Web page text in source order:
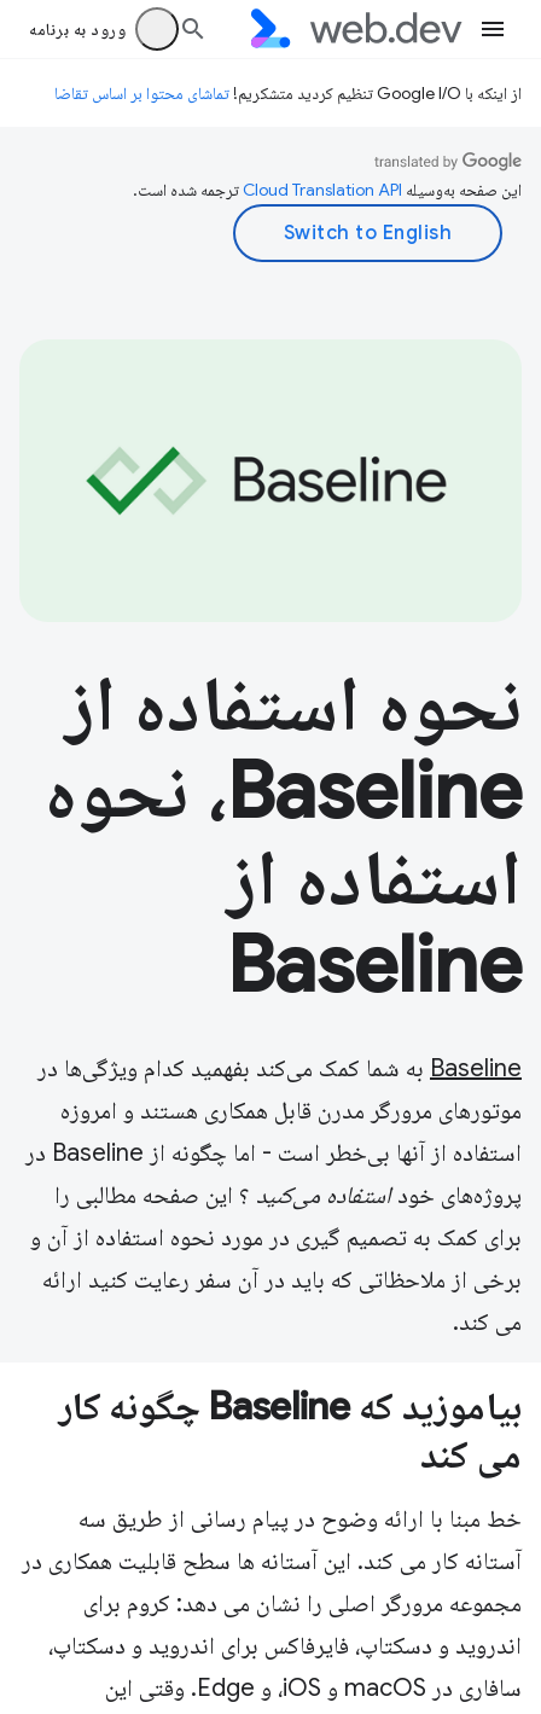
ورود به برنامه
از اینکه با Google I/O تنظیم کردید متشکریم! تماشای محتوا بر اساس تقاضا
این صفحه به‌وسیله ترجمه شده است.
نحوه استفاده از
Baseline، نحوه
استفاده از
Baseline
Baseline به شما کمک می‌کند بفهمید کدام ویژگی‌ها در
موتورهای مرورگر مدرن قابل همکاری هستند و امروزه
استفاده از آنها بی‌خطر است - اما چگونه از Baseline در
پروژه‌های خوداستفاده می‌کنید ؟ این صفحه مطالبی را
برای کمک به تصمیم گیری در مورد نحوه استفاده از آن و
برخی از ملاحظاتی که باید در آن سفر رعایت کنید ارائه
می کند.
بیاموزید که Baseline چگونه کار
می کند
خط مبنا با ارائه وضوح در پیام رسانی از طریق سه
آستانه کار می کند. این آستانه ها سطح قابلیت همکاری در
مجموعه مرورگر اصلی را نشان می دهد: کروم برای
اندروید و دسکتاپ، فایرفاکس برای اندروید و دسکتاپ،
سافاری در macOS و iOS، و Edge. وقتی این